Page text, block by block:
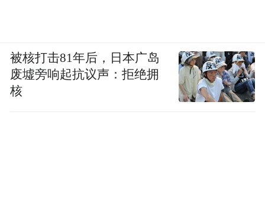
被核打击81年后，日本广岛
废墟旁响起抗议声：拒绝拥
核